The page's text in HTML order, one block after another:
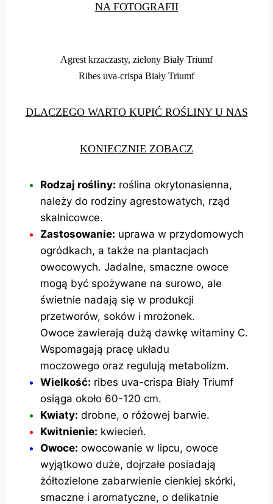
NA FOTOGRAFII
Agrest krzaczasty, zielony Biały Triumf
Ribes uva-crispa Biały Triumf
DLACZEGO WARTO KUPIĆ ROŚLINY U NAS
KONIECZNIE ZOBACZ
Rodzaj rośliny: roślina okrytonasienna,
należy do rodziny agrestowatych, rząd
skalnicowce.
Zastosowanie: uprawa w przydomowych
ogródkach, a także na plantacjach
owocowych. Jadalne, smaczne owoce
mogą być spożywane na surowo, ale
świetnie nadają się w produkcji
przetworów, soków i mrożonek.
Owoce zawierają dużą dawkę witaminy C.
Wspomagają pracę układu
moczowego oraz regulują metabolizm.
Wielkość: ribes uva-crispa Biały Triumf
osiąga około 60-120 cm.
Kwiaty: drobne, o różowej barwie.
Kwitnienie: kwiecień.
Owoce: owocowanie w lipcu, owoce
wyjątkowo duże, dojrzałe posiadają
żółtozielone zabarwienie cienkiej skórki,
smaczne i aromatyczne, o delikatnie